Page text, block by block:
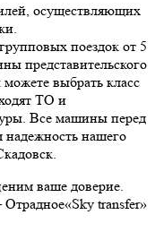
осуществляющих
поездок от 5
представительского
выбрать класс
ТО и
Все машины перед
надежность нашего
ваше доверие.
transfer»